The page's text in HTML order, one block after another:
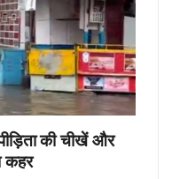
की चीखें और
कहर